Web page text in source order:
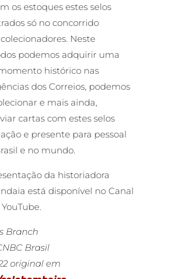
os estoques estes selos
só no concorrido
Neste
podemos adquirir uma
histórico nas
dos Correios, podemos
e mais ainda,
cartas com estes selos
e presente para pessoal
e no mundo.
da historiadora
está disponível no Canal
Branch
Brasil
original em